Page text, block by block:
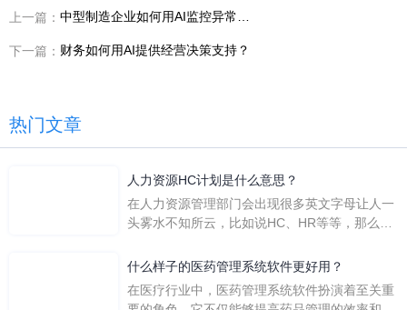
上一篇： 中型制造企业如何用AI监控异常成本？
下一篇： 财务如何用AI提供经营决策支持？
热门文章
人力资源HC计划是什么意思？
在人力资源管理部门会出现很多英文字母让人一
头雾水不知所云，比如说HC、HR等等，那么它
么呢？
什么样子的医药管理系统软件更好用？
在医疗行业中，医药管理系统软件扮演着至关重